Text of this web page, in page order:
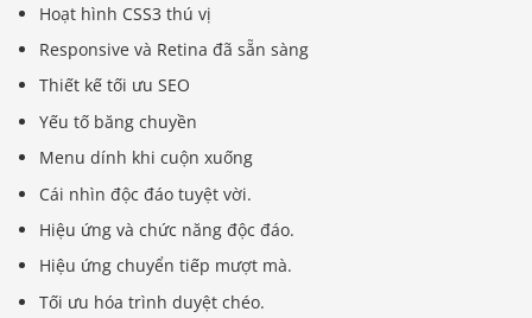
Hoạt hình CSS3 thú vị
Responsive và Retina đã sẵn sàng
Thiết kế tối ưu SEO
Yếu tố băng chuyền
Menu dính khi cuộn xuống
Cái nhìn độc đáo tuyệt vời.
Hiệu ứng và chức năng độc đáo.
Hiệu ứng chuyển tiếp mượt mà.
Tối ưu hóa trình duyệt chéo.